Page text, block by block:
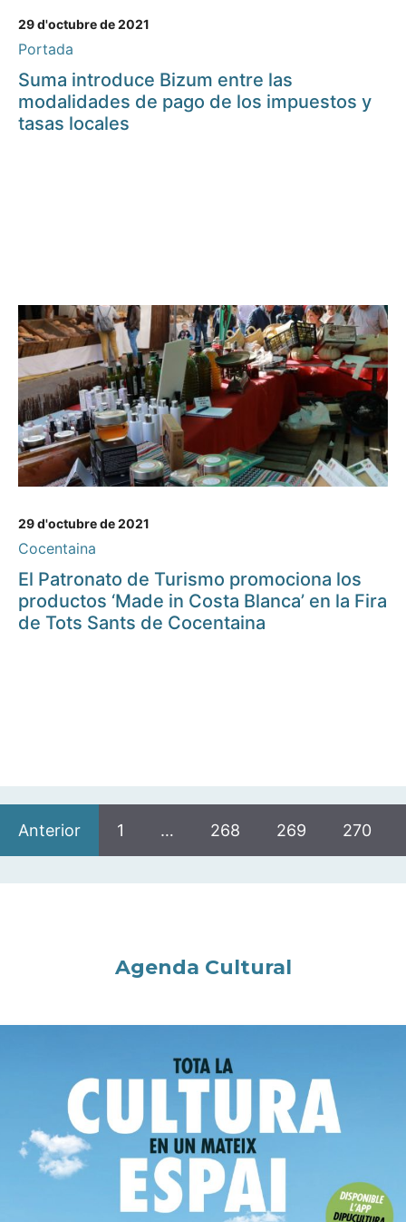
29 d'octubre de 2021
Portada
Suma introduce Bizum entre las
modalidades de pago de los impuestos y
tasas locales
29 d'octubre de 2021
Cocentaina
El Patronato de Turismo promociona los
productos ‘Made in Costa Blanca’ en la Fira
de Tots Sants de Cocentaina
Anterior 1 … 268 269 270
Agenda Cultural